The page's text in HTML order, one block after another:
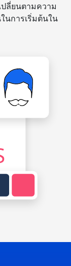
ลี่ยนตามความ
นการเริ่มต้นใน